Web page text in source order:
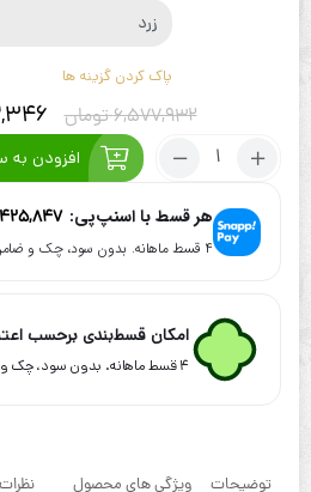
پاک کردن گزینه ها
6,577,932تومان
تعداد:
آب
طلا
مست
عشقم
افزودن به
هر قسط با اسنپ‌پی:
۴ قسط ماهانه. بدون سود، چک و ضامن.
امکان قسط‌بندی برحسب
۴ قسط ماهانه. بدون سود، چک و ضامن.
توضیحات ویژگی های محصول نظرات